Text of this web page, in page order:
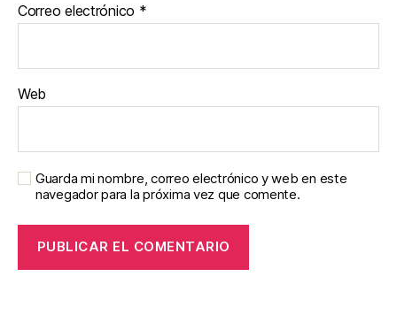
Correo electrónico *
Web
Guarda mi nombre, correo electrónico y web en este
navegador para la próxima vez que comente.